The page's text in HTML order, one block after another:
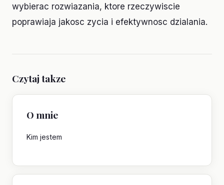
wybierac rozwiazania, ktore rzeczywiscie
poprawiaja jakosc zycia i efektywnosc dzialania.
Czytaj takze
O mnie
Kim jestem